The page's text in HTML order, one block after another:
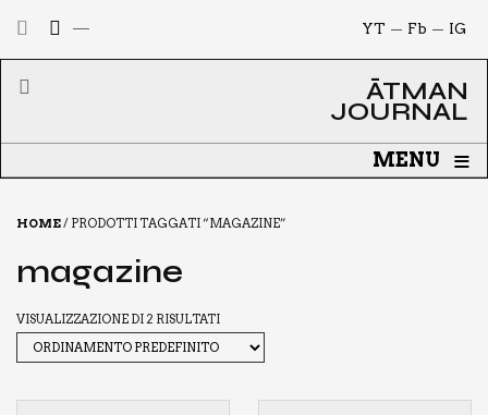
IG
Fb
YT
ĀTMAN
JOURNAL
MENU ≡
HOME/ PRODOTTI TAGGATI “MAGAZINE”
magazine
VISUALIZZAZIONE DI 2 RISULTATI
Ātman Journal